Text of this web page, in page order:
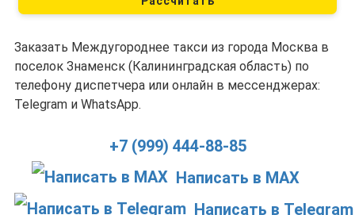
Заказать Междугороднее такси из города Москва в
поселок Знаменск (Калининградская область) по
телефону диспетчера или онлайн в мессенджерах:
Telegram и WhatsApp.
+7 (999) 444-88-85
Написать в MAX
Написать в Telegram